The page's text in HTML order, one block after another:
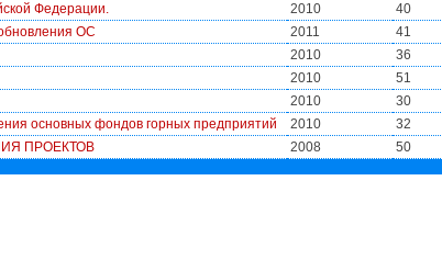
Федерации. 2010 40
ОС 2011 41
2010 36
2010 51
2010 30
основных фондов горных предприятий 2010 32
ПРОЕКТОВ 2008 50